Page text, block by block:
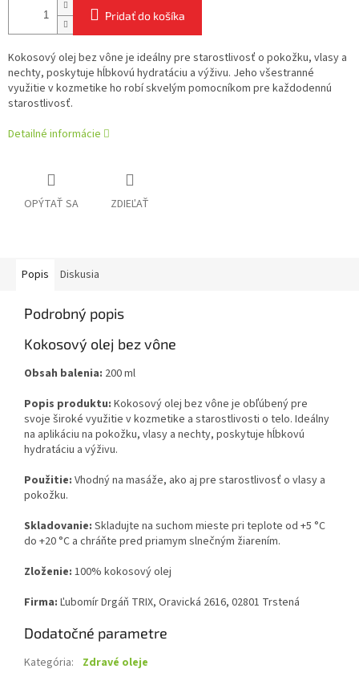
Pridať do košíka
Kokosový olej bez vône je ideálny pre starostlivosť o pokožku, vlasy a
nechty, poskytuje hĺbkovú hydratáciu a výživu. Jeho všestranné
využitie v kozmetike ho robí skvelým pomocníkom pre každodennú
starostlivosť.
Detailné informácie
OPÝTAŤ SA ZDIEĽAŤ
Popis Diskusia
Podrobný popis
Kokosový olej bez vône
Obsah balenia: 200 ml
Popis produktu: Kokosový olej bez vône je obľúbený pre
svoje široké využitie v kozmetike a starostlivosti o telo. Ideálny
na aplikáciu na pokožku, vlasy a nechty, poskytuje hĺbkovú
hydratáciu a výživu.
Použitie: Vhodný na masáže, ako aj pre starostlivosť o vlasy a
pokožku.
Skladovanie: Skladujte na suchom mieste pri teplote od +5 °C
do +20 °C a chráňte pred priamym slnečným žiarením.
Zloženie: 100% kokosový olej
Firma: Ľubomír Drgáň TRIX, Oravická 2616, 02801 Trstená
Dodatočné parametre
Kategória:
Zdravé oleje